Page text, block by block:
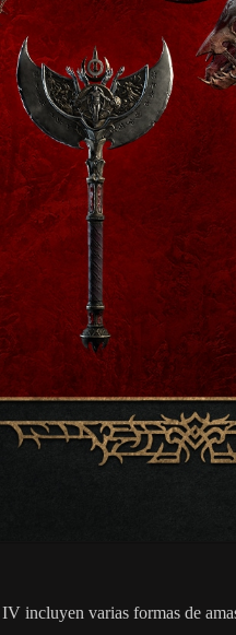
incluyen varias formas de